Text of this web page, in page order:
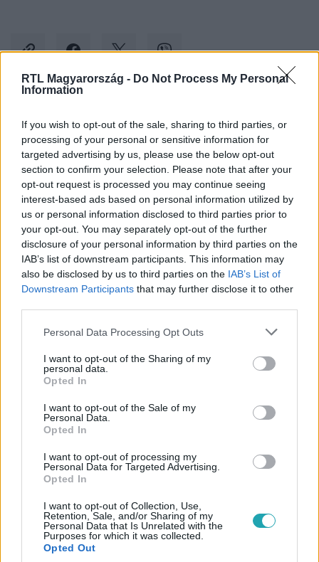
RTL Magyarország - Do Not Process My Personal
Information
If you wish to opt-out of the sale, sharing to third parties, or
processing of your personal or sensitive information for
targeted advertising by us, please use the below opt-out
section to confirm your selection. Please note that after your
opt-out request is processed you may continue seeing
interest-based ads based on personal information utilized by
us or personal information disclosed to third parties prior to
your opt-out. You may separately opt-out of the further
disclosure of your personal information by third parties on the
IAB’s list of downstream participants. This information may
also be disclosed by us to third parties on the IAB’s List of
Downstream Participants that may further disclose it to other
Please note that this website/app uses one or more Google
not limited to your visit or usage behaviour. You may click to
grant or deny consent to Google and its third-party tags to
use your data for below specified purposes in below Google
consent section.
Personal Data Processing Opt Outs
I want to opt-out of the Sharing of my
personal data.
Opted In
I want to opt-out of the Sale of my
Personal Data.
Opted In
I want to opt-out of processing my
Personal Data for Targeted Advertising.
Opted In
I want to opt-out of Collection, Use,
Retention, Sale, and/or Sharing of my
Personal Data that Is Unrelated with the
Purposes for which it was collected.
Opted Out
Facebookon is!
Követem
GERENDÁS PÉTER
#MEGHALT #LEJÁRATÁS #APÁTI BENCE
Népszerű